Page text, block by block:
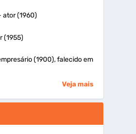
(1960)
(1955)
(1900), falecido em
Veja mais